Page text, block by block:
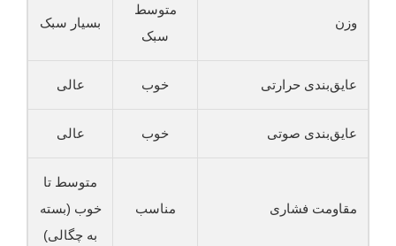
وزن
متوسط
سبک
بسیار سبک
عایق‌بندی حرارتی خوب عالی
عایق‌بندی صوتی خوب عالی
مقاومت فشاری مناسب
متوسط تا
خوب (بسته
به چگالی)